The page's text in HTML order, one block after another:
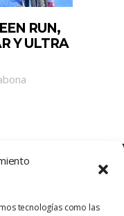
tecnologías como las
RUN,
Y ULTRA